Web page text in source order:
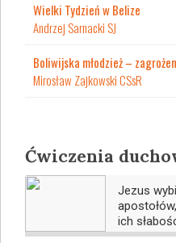
Wielki Tydzień w Belize
Andrzej Sarnacki SJ
Boliwijska młodzież –
Mirosław Zajkowski CSsR
Ćwiczenia
Jezus
ich